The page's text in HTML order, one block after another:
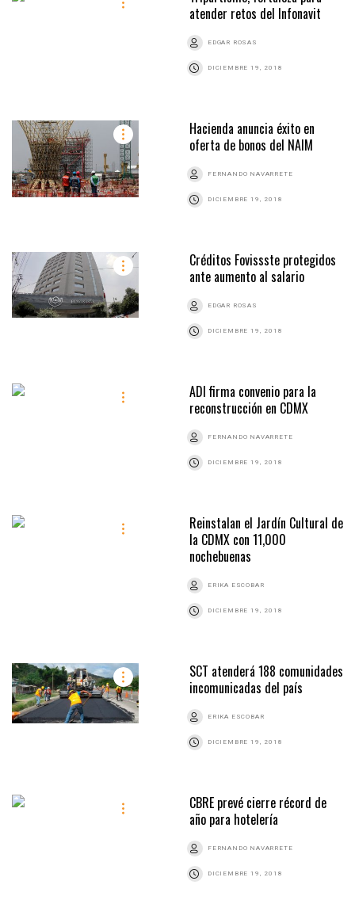
atender retos del Infonavit
EDGAR ROSAS
DICIEMBRE 19, 2018
Hacienda anuncia éxito en
oferta de bonos del NAIM
FERNANDO NAVARRETE
DICIEMBRE 19, 2018
Créditos Fovissste protegidos
ante aumento al salario
EDGAR ROSAS
DICIEMBRE 19, 2018
ADI firma convenio para la
reconstrucción en CDMX
FERNANDO NAVARRETE
DICIEMBRE 19, 2018
Reinstalan el Jardín Cultural de
la CDMX con 11,000
nochebuenas
ERIKA ESCOBAR
DICIEMBRE 19, 2018
SCT atenderá 188 comunidades
incomunicadas del país
ERIKA ESCOBAR
DICIEMBRE 19, 2018
CBRE prevé cierre récord de
año para hotelería
FERNANDO NAVARRETE
DICIEMBRE 19, 2018